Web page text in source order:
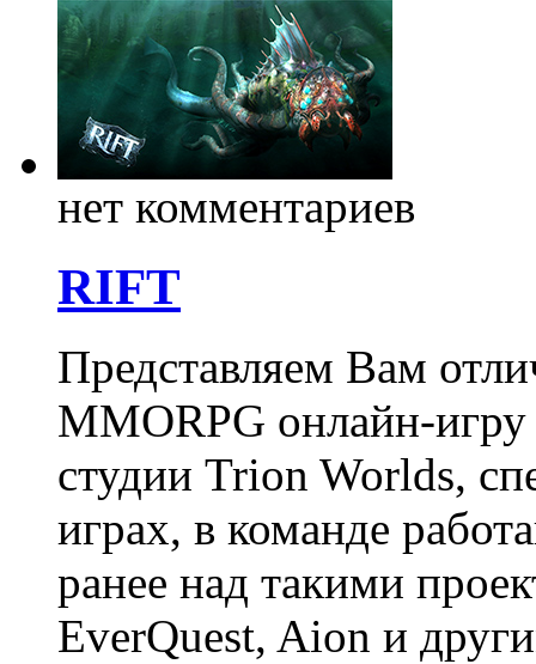
нет комментариев
RIFT
Представляем Вам
MMORPG онлайн-
студии Trion Worlds,
играх, в команде
ранее над такими
EverQuest, Aion и